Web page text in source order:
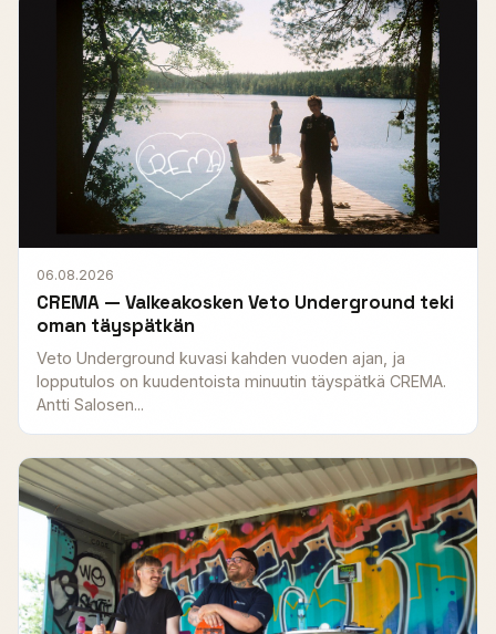
06.08.2026
CREMA — Valkeakosken Veto Underground teki
oman täyspätkän
Veto Underground kuvasi kahden vuoden ajan, ja
lopputulos on kuudentoista minuutin täyspätkä CREMA.
Antti Salosen...